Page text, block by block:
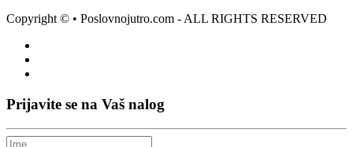
Copyright © • Poslovnojutro.com - ALL RIGHTS RESERVED
Prijavite se na Vaš nalog